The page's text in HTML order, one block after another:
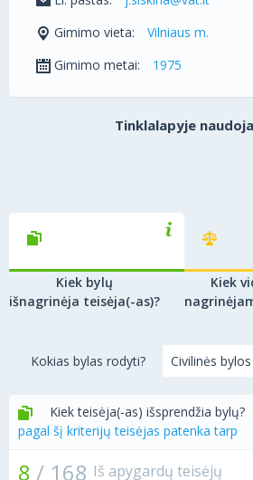
Gimimo vieta:
Vilniaus m.
Gimimo metai:
1975
Tinklalapyje
Kiek bylų
išnagrinėja teisėja(-as)?
Kiek
Kokias bylas rodyti?
Kiek teisėja(-as) išsprendžia bylų?
pagal šį kriterijų teisėjas patenka tarp
8 / 168 Iš apygardų teisėjų